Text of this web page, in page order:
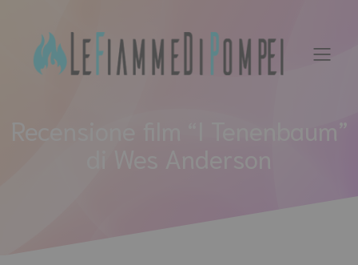
contenuto
Recensione film “I Tenenbaum”